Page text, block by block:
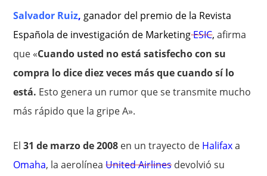
Salvador Ruiz, ganador del premio de la Revista
Española de investigación de MarketingESIC, afirma
que «Cuando usted no está satisfecho con su
compra lo dice diez veces más que cuando sí lo
está. Esto genera un rumor que se transmite mucho
más rápido que la gripe A».
El31 de marzo de 2008 en un trayecto de Halifaxa
Omaha, la aerolíneaUnited Airlinesdevolvió su